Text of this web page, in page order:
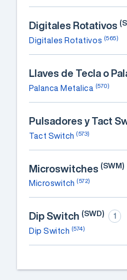
Digitales Rotativos
Digitales Rotativos (565)
Llaves de Tecla o
Palanca Metalica (570)
Pulsadores y Tact
Tact Switch (573)
Microswitches (SWM)
Microswitch (572)
Dip Switch (SWD) 1
Dip Switch (574)